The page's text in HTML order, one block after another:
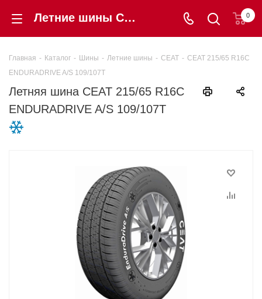
Летние шины CEAT 215/65 R16C ENDURADRIVE A/S 109/107T купить в интернет-магазине «Шинторг» в Калининграде 0
Главная - Каталог - Шины - Летние шины - CEAT - CEAT 215/65 R16C
ENDURADRIVE A/S 109/107T
Летняя шина CEAT 215/65 R16C
ENDURADRIVE A/S 109/107T